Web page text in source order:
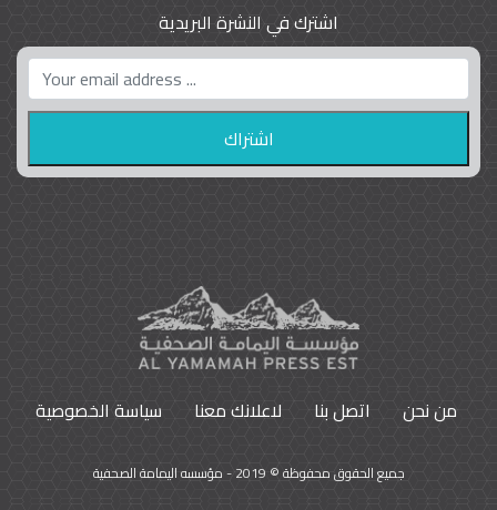
واشنطن بوست واللوبي المزدوج
9793
اشترك في النشرة البريدية
من نحن اتصل بنا لاعلانك معنا سياسة الخصوصية
جميع الحقوق محفوظة © 2019 - مؤسسه اليمامة الصحفية